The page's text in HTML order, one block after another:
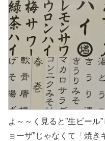
よ～～く見ると”生ビール
ョーザ”じゃなくて「焼